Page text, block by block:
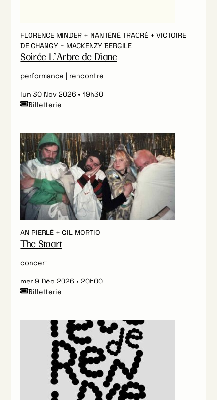
FLORENCE MINDER + NANTÉNÉ TRAORÉ + VICTOIRE
DE CHANGY + MACKENZY BERGILE
Soirée L’Arbre de Diane
performance | rencontre
lun 30 Nov 2026
19h30
Billetterie
AN PIERLÉ + GIL MORTIO
The Staart
concert
mer 9 Déc 2026
20h00
Billetterie